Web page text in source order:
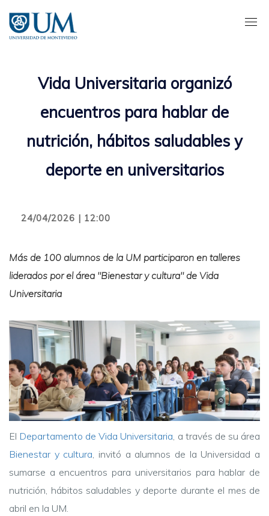
contenido
principal
Vida Universitaria organizó
encuentros para hablar de
nutrición, hábitos saludables y
deporte en universitarios
24/04/2026 | 12:00
Más de 100 alumnos de la UM participaron en talleres
liderados por el área "Bienestar y cultura" de Vida
Universitaria
El Departamento de Vida Universitaria, a través de su área
Bienestar y cultura, invitó a alumnos de la Universidad a
sumarse a encuentros para universitarios para hablar de
nutrición, hábitos saludables y deporte durante el mes de
abril en la UM.